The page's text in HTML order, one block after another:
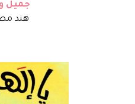
جميل
هند